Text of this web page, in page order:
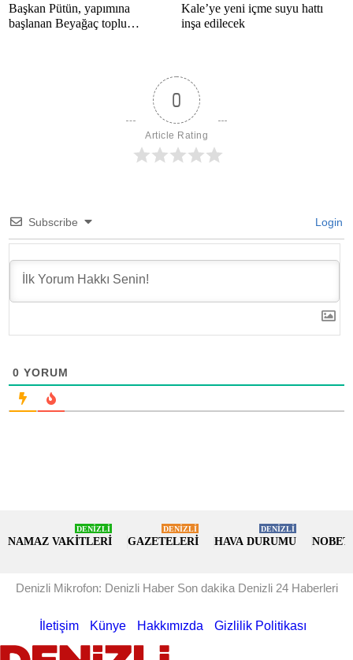
Başkan Pütün, yapımına
başlanan Beyağaç toplu
Kale’ye yeni içme suyu hattı
inşa edilecek
0
Article Rating
Subscribe Login
0 YORUM
NAMAZ VAKİTLERİ
DENİZLİ
GAZETELERİ
DENİZLİ
HAVA DURUMU
DENİZLİ
Denizli Mikrofon: Denizli Haber Son dakika Denizli 24 Haberleri
İletişim Künye Hakkımızda Gizlilik Politikası